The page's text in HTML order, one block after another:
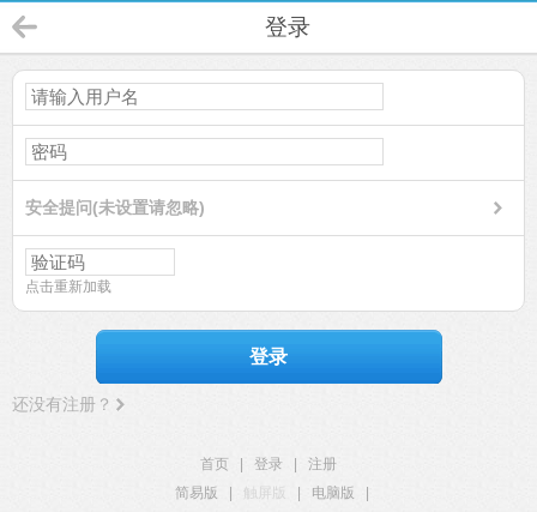
登录
安全提问(未设置请忽略)
点击重新加载
登录
还没有注册？
首页 登录
注册
简易版
触屏版 电脑版